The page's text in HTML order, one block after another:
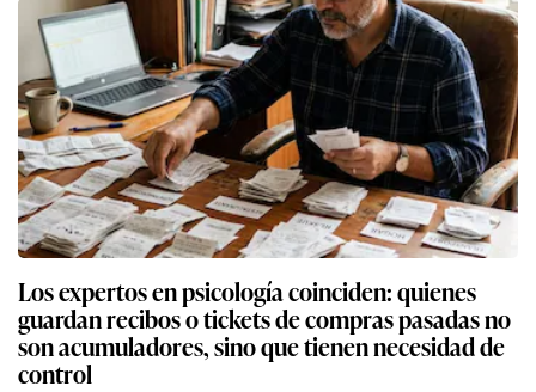
Los expertos en psicología coinciden: quienes
guardan recibos o tickets de compras pasadas no
son acumuladores, sino que tienen necesidad de
control